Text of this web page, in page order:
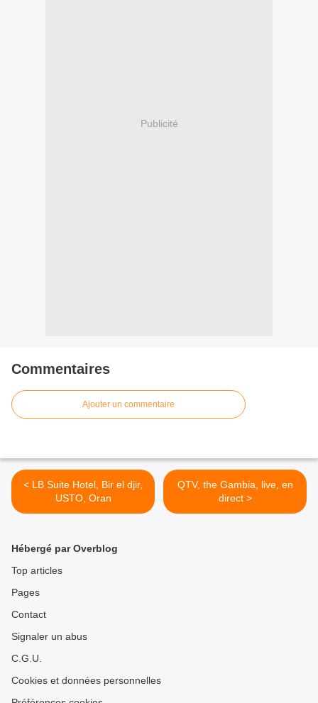
Publicité
Commentaires
Ajouter un commentaire
< LB Suite Hotel, Bir el djir,
USTO, Oran
QTV, the Gambia, live, en
direct >
Hébergé par Overblog
Top articles
Pages
Contact
Signaler un abus
C.G.U.
Cookies et données personnelles